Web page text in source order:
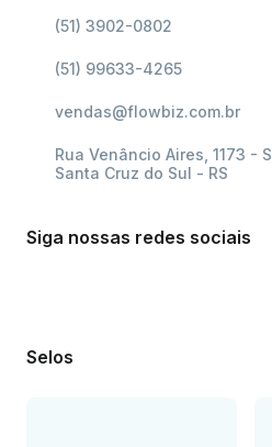
(51) 3902-0802
(51) 99633-4265
vendas@flowbiz.com.br
Rua Venâncio Aires, 1173 -
Santa Cruz do Sul - RS
Siga nossas redes sociais
Selos